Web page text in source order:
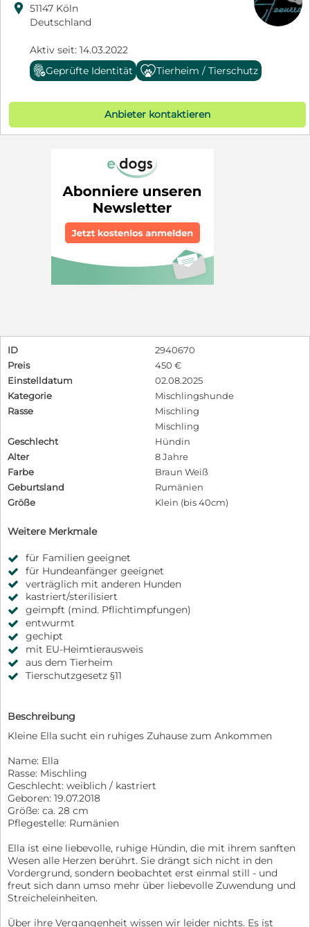
 51147 Köln
Deutschland
Aktiv seit: 14.03.2022
Geprüfte Identität
Tierheim / Tierschutz
Anbieter kontaktieren
ID
2940670
Preis
450 €
Einstelldatum
02.08.2025
Kategorie
Mischlingshunde
Rasse
Mischling
Mischling
Geschlecht
Hündin
Alter
8 Jahre
Farbe
Braun Weiß
Geburtsland
Rumänien
Größe
Klein (bis 40cm)
Weitere Merkmale
für Familien geeignet
für Hundeanfänger geeignet
verträglich mit anderen Hunden
kastriert/sterilisiert
geimpft (mind. Pflichtimpfungen)
entwurmt
gechipt
mit EU-Heimtierausweis
aus dem Tierheim
Tierschutzgesetz §11
Beschreibung
Kleine Ella sucht ein ruhiges Zuhause zum Ankommen
Name: Ella
Rasse: Mischling
Geschlecht: weiblich / kastriert
Geboren: 19.07.2018
Größe: ca. 28 cm
Pflegestelle: Rumänien
Ella ist eine liebevolle, ruhige Hündin, die mit ihrem sanften
Wesen alle Herzen berührt. Sie drängt sich nicht in den
Vordergrund, sondern beobachtet erst einmal still - und
freut sich dann umso mehr über liebevolle Zuwendung und
Streicheleinheiten.
Über ihre Vergangenheit wissen wir leider nichts. Es ist